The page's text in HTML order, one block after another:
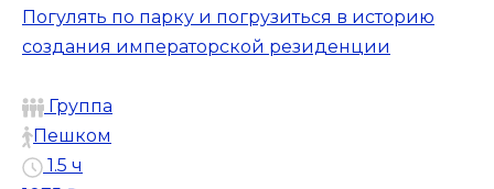
Погулять по парку и погрузиться в историю
создания императорской резиденции
Группа
Пешком
1.5 ч